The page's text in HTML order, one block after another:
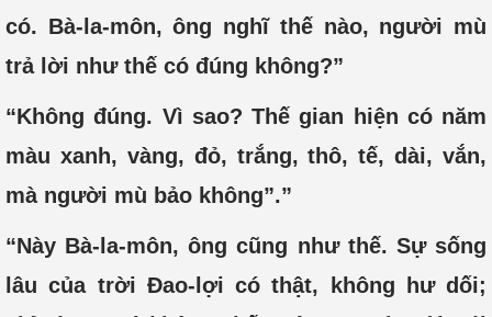
có. Bà-la-môn, ông nghĩ thế nào, người mù
trả lời như thế có đúng không?”
“Không đúng. Vì sao? Thế gian hiện có năm
màu xanh, vàng, đỏ, trắng, thô, tế, dài, vắn,
mà người mù bảo không”.”
“Này Bà-la-môn, ông cũng như thế. Sự sống
lâu của trời Đao-lợi có thật, không hư dối;